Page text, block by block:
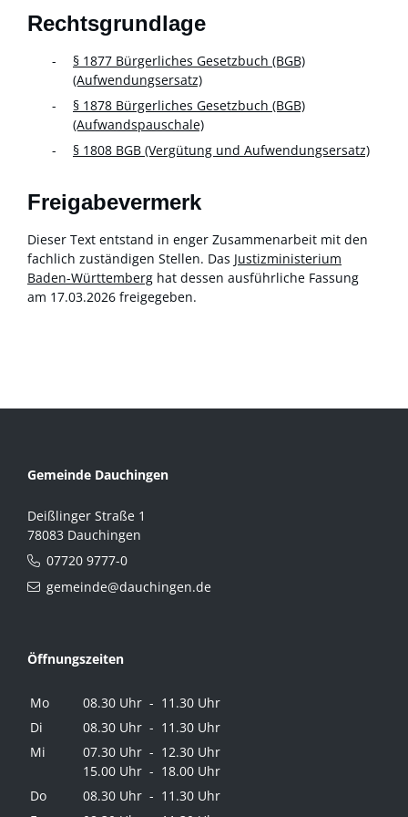
Rechtsgrundlage
§ 1877 Bürgerliches Gesetzbuch (BGB)
(Aufwendungsersatz)
§ 1878 Bürgerliches Gesetzbuch (BGB)
(Aufwandspauschale)
§ 1808 BGB (Vergütung und Aufwendungsersatz)
Freigabevermerk
Dieser Text entstand in enger Zusammenarbeit mit den
fachlich zuständigen Stellen. Das Justizministerium
Baden-Württemberg hat dessen ausführliche Fassung
am 17.03.2026 freigegeben.
Gemeinde Dauchingen
Deißlinger Straße 1
78083 Dauchingen
07720 9777-0
gemeinde@dauchingen.de
Öffnungszeiten
Mo
08.30 Uhr - 11.30 Uhr
Di
08.30 Uhr - 11.30 Uhr
Mi
07.30 Uhr - 12.30 Uhr
15.00 Uhr - 18.00 Uhr
Do
08.30 Uhr - 11.30 Uhr